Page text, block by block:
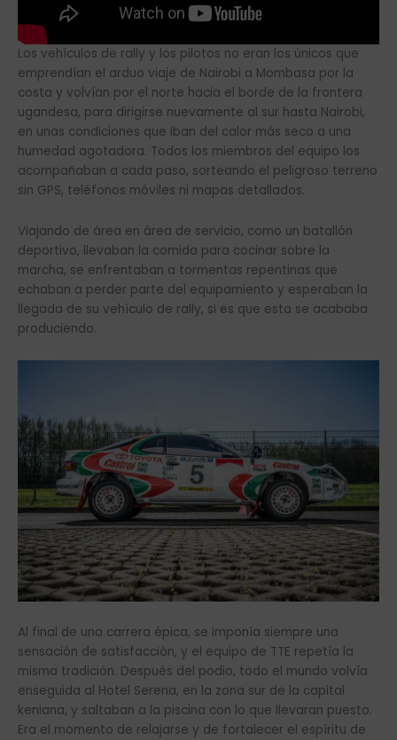
Los vehículos de rally y los pilotos no eran los únicos que
emprendían el arduo viaje de Nairobi a Mombasa por la
costa y volvían por el norte hacia el borde de la frontera
ugandesa, para dirigirse nuevamente al sur hasta Nairobi,
en unas condiciones que iban del calor más seco a una
humedad agotadora. Todos los miembros del equipo los
acompañaban a cada paso, sorteando el peligroso terreno
sin GPS, teléfonos móviles ni mapas detallados.
Viajando de área en área de servicio, como un batallón
deportivo, llevaban la comida para cocinar sobre la
marcha, se enfrentaban a tormentas repentinas que
echaban a perder parte del equipamiento y esperaban la
llegada de su vehículo de rally, si es que esta se acababa
produciendo.
Al final de una carrera épica, se imponía siempre una
sensación de satisfacción, y el equipo de TTE repetía la
misma tradición. Después del podio, todo el mundo volvía
enseguida al Hotel Serena, en la zona sur de la capital
keniana, y saltaban a la piscina con lo que llevaran puesto.
Era el momento de relajarse y de fortalecer el espíritu de